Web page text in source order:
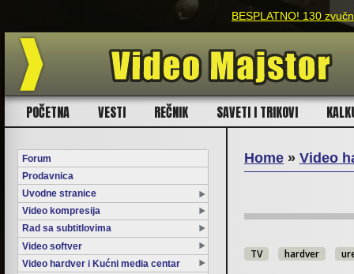
POČETNA VESTI REČNIK SAVETI I TRIKOVI
Forum
Prodavnica
Uvodne stranice
Video kompresija
Rad sa subtitlovima
Video softver
Video hardver i Kućni media centar
Home » Video
TV hardver